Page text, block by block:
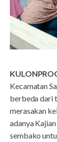
Kecamatan
berbeda dari
merasakan
adanya
sembako